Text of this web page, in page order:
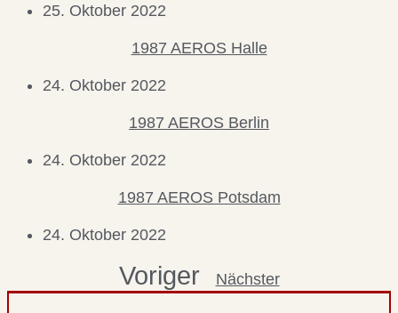
25. Oktober 2022
1987 AEROS Halle
24. Oktober 2022
1987 AEROS Berlin
24. Oktober 2022
1987 AEROS Potsdam
24. Oktober 2022
Voriger Nächster